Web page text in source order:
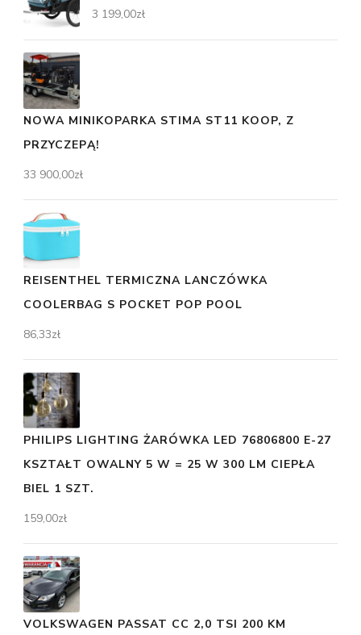
3 199,00zł
NOWA MINIKOPARKA STIMA ST11 KOOP, Z
PRZYCZEPĄ!
33 900,00zł
REISENTHEL TERMICZNA LANCZÓWKA
COOLERBAG S POCKET POP POOL
86,33zł
PHILIPS LIGHTING ŻARÓWKA LED 76806800 E-27
KSZTAŁT OWALNY 5 W = 25 W 300 LM CIEPŁA
BIEL 1 SZT.
159,00zł
VOLKSWAGEN PASSAT CC 2,0 TSI 200 KM